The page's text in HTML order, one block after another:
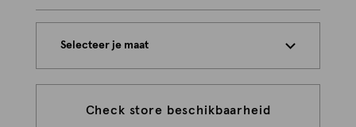
Selecteer je maat
Check store beschikbaarheid